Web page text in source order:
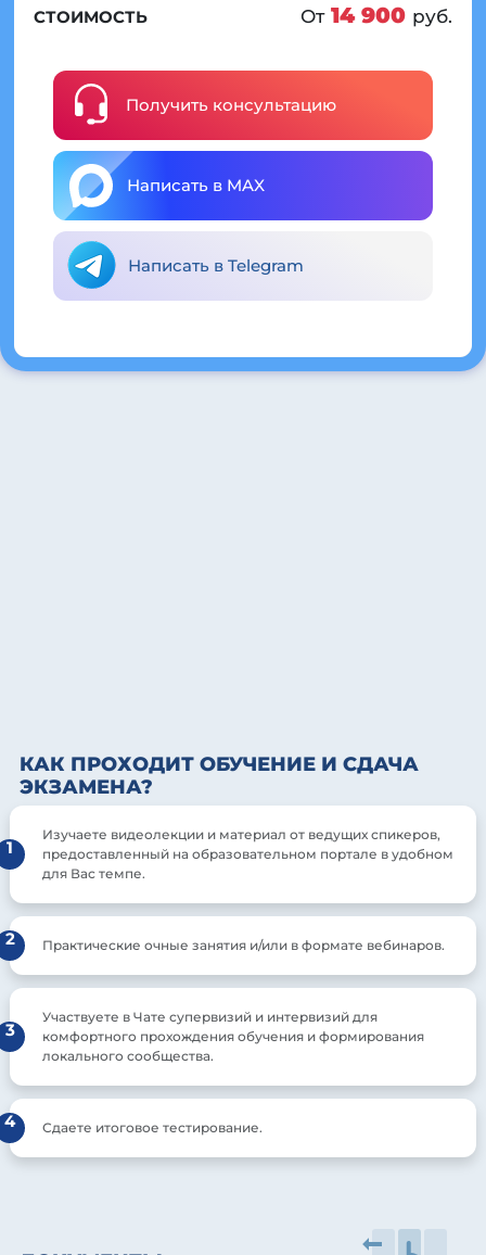
СТОИМОСТЬ От 14 900 руб.
Получить консультацию
Написать в MAX
Написать в Telegram
КАК ПРОХОДИТ ОБУЧЕНИЕ И СДАЧА
ЭКЗАМЕНА?
1
Изучаете видеолекции и материал от ведущих спикеров,
предоставленный на образовательном портале в удобном
для Вас темпе.
2 Практические очные занятия и/или в формате вебинаров.
3
Участвуете в Чате супервизий и интервизий для
комфортного прохождения обучения и формирования
локального сообщества.
4 Сдаете итоговое тестирование.